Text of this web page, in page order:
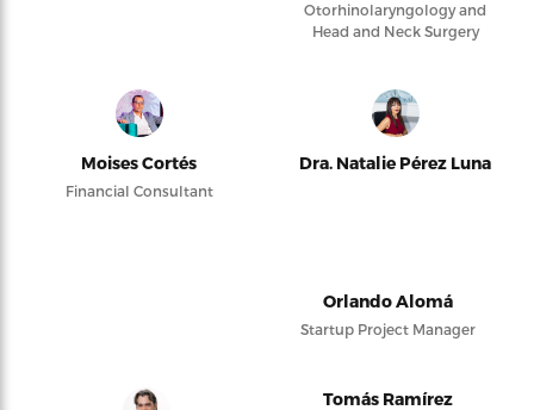
Otorhinolaryngology and
Head and Neck Surgery
Moises Cortés
Financial Consultant
Dra. Natalie Pérez Luna
Orlando Alomá
Startup Project Manager
Tomás Ramírez